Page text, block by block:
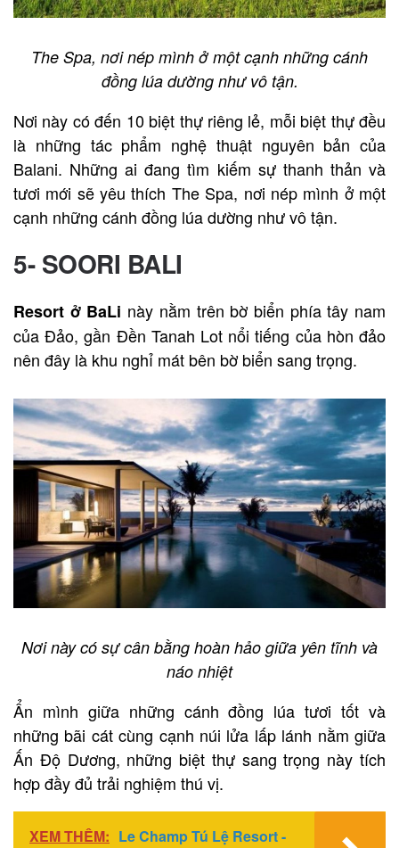
The Spa, nơi nép mình ở một cạnh những cánh
đồng lúa dường như vô tận.
Nơi này có đến 10 biệt thự riêng lẻ, mỗi biệt thự đều
là những tác phẩm nghệ thuật nguyên bản của
Balani. Những ai đang tìm kiếm sự thanh thản và
tươi mới sẽ yêu thích The Spa, nơi nép mình ở một
cạnh những cánh đồng lúa dường như vô tận.
5- SOORI BALI
Resort ở BaLi này nằm trên bờ biển phía tây nam
của Đảo, gần Đền Tanah Lot nổi tiếng của hòn đảo
nên đây là khu nghỉ mát bên bờ biển sang trọng.
Nơi này có sự cân bằng hoàn hảo giữa yên tĩnh và
náo nhiệt
Ẩn mình giữa những cánh đồng lúa tươi tốt và
những bãi cát cùng cạnh núi lửa lấp lánh nằm giữa
Ấn Độ Dương, những biệt thự sang trọng này tích
hợp đầy đủ trải nghiệm thú vị.
XEM THÊM: Le Champ Tú Lệ Resort -